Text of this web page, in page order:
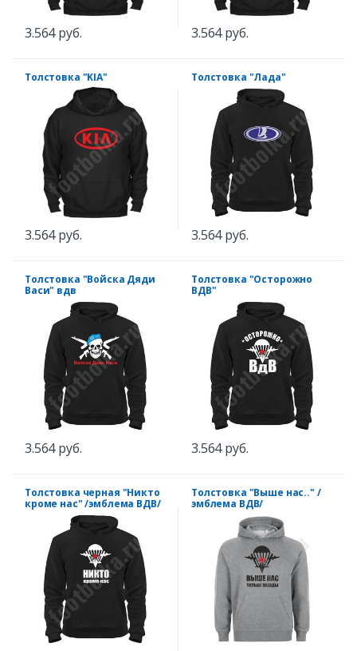
3.564 руб. 3.564 руб.
Толстовка "KIA"
3.564 руб.
Толстовка "Лада"
3.564 руб.
Толстовка "Войска Дяди
Васи" вдв
3.564 руб.
Толстовка "Осторожно
ВДВ"
3.564 руб.
Толстовка черная "Никто
кроме нас" /эмблема ВДВ/
Толстовка "Выше нас.." /
эмблема ВДВ/